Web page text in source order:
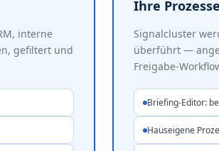
interne
gefiltert und
Ihre
Signalcluster
überführt —
Freigabe-
Briefing-Editor:
Hauseigene